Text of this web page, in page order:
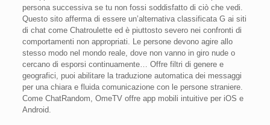
persona successiva se tu non fossi soddisfatto di ciò che vedi.
Questo sito afferma di essere un’alternativa classificata G ai siti
di chat come Chatroulette ed è piuttosto severo nei confronti di
comportamenti non appropriati. Le persone devono agire allo
stesso modo nel mondo reale, dove non vanno in giro nude o
cercano di esporsi continuamente… Offre filtri di genere e
geografici, puoi abilitare la traduzione automatica dei messaggi
per una chiara e fluida comunicazione con le persone straniere.
Come ChatRandom, OmeTV offre app mobili intuitive per iOS e
Android.